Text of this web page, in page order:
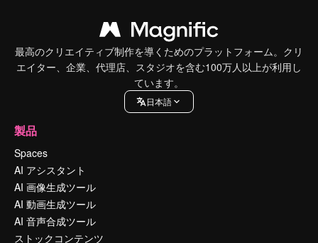
最高のクリエイティブ制作を導くためのプラットフォーム。クリ
エイター、企業、代理店、スタジオを含む100万人以上が利用し
ています。
日本語
製品
Spaces
AI アシスタント
AI 画像生成ツール
AI 動画生成ツール
AI 音声合成ツール
ストックコンテンツ